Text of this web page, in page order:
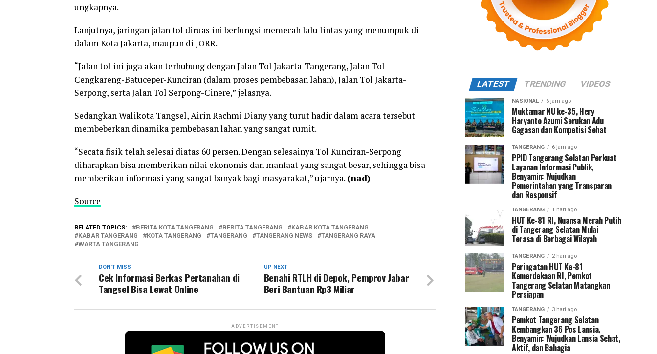
ungkapnya.
Lanjutnya, jaringan jalan tol diruas ini berfungsi memecah lalu lintas yang menumpuk di
dalam Kota Jakarta, maupun di JORR.
“Jalan tol ini juga akan terhubung dengan Jalan Tol Jakarta-Tangerang, Jalan Tol
Cengkareng-Batuceper-Kunciran (dalam proses pembebasan lahan), Jalan Tol Jakarta-
Serpong, serta Jalan Tol Serpong-Cinere,” jelasnya.
Sedangkan Walikota Tangsel, Airin Rachmi Diany yang turut hadir dalam acara tersebut
membeberkan dinamika pembebasan lahan yang sangat rumit.
“Secata fisik telah selesai diatas 60 persen. Dengan selesainya Tol Kunciran-Serpong
diharapkan bisa memberikan nilai ekonomis dan manfaat yang sangat besar, sehingga bisa
memberikan informasi yang sangat banyak bagi masyarakat,” ujarnya. (nad)
Source
RELATED TOPICS: BERITA KOTA TANGERANG BERITA TANGERANG
KABAR KOTA TANGERANG
KABAR TANGERANG
KOTA TANGERANG TANGERANG TANGERANG NEWS
TANGERANG RAYA
WARTA TANGERANG
UP NEXT
Benahi RTLH di Depok, Pemprov Jabar
Beri Bantuan Rp3 Miliar
DON'T MISS
Cek Informasi Berkas Pertanahan di
Tangsel Bisa Lewat Online
ADVERTISEMENT
LATEST TRENDING VIDEOS
NASIONAL 6 jam ago
Muktamar NU ke-35, Hery
Haryanto Azumi Serukan Adu
Gagasan dan Kompetisi Sehat
TANGERANG 6 jam ago
PPID Tangerang Selatan Perkuat
Layanan Informasi Publik,
Benyamin: Wujudkan
Pemerintahan yang Transparan
dan Responsif
TANGERANG 1 hari ago
HUT Ke-81 RI, Nuansa Merah Putih
di Tangerang Selatan Mulai
Terasa di Berbagai Wilayah
TANGERANG 2 hari ago
Peringatan HUT Ke-81
Kemerdekaan RI, Pemkot
Tangerang Selatan Matangkan
Persiapan
TANGERANG 3 hari ago
Pemkot Tangerang Selatan
Kembangkan 36 Pos Lansia,
Benyamin: Wujudkan Lansia Sehat,
Aktif, dan Bahagia